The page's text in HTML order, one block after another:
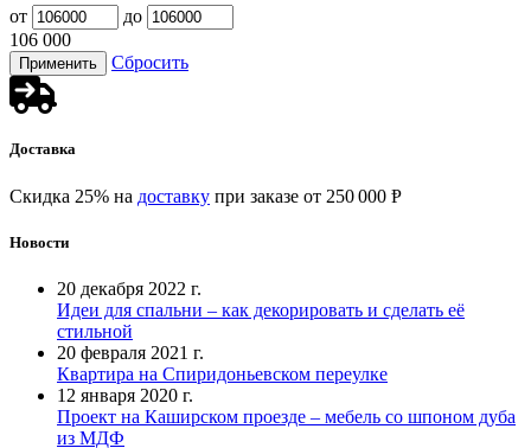
от
до
106 000
Сбросить
Доставка
Скидка 25% на доставку при заказе от 250 000 Ᵽ
Новости
20 декабря 2022 г.
Идеи для спальни – как декорировать и сделать её
стильной
20 февраля 2021 г.
Квартира на Спиридоньевском переулке
12 января 2020 г.
Проект на Каширском проезде – мебель со шпоном дуба
из МДФ